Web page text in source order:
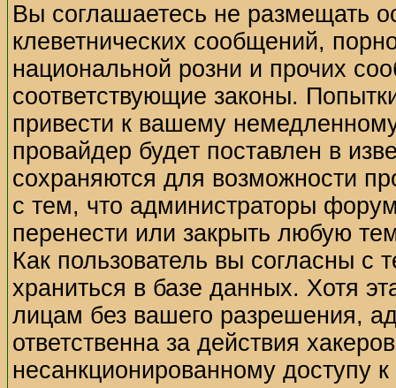
Вы соглашаетесь не размещать
клеветнических сообщений,
национальной розни и прочих
соответствующие законы.
привести к вашему
провайдер будет поставлен в
сохраняются для возможности
с тем, что администраторы
перенести или закрыть любую
Как пользователь вы согласны
храниться в базе данных. Хотя
лицам без вашего разрешения,
ответственна за действия
несанкционированному доступу